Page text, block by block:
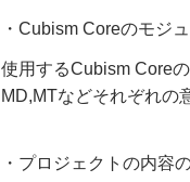
・Cubism Coreのモジ
使用するCubism Core
MD,MTなどそれぞれの
・プロジェクトの内容